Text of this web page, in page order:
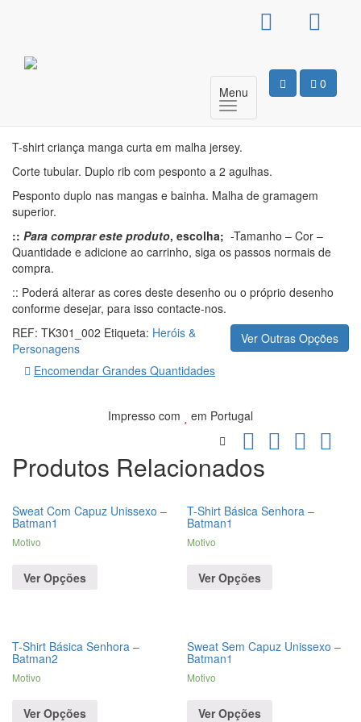
0
Menu
T-Shirt Básica Criança –
T-shirt criança manga curta em malha jersey.
Corte tubular. Duplo rib com pesponto a 2 agulhas.
Pesponto duplo nas mangas e bainha. Malha de gramagem
superior.
:: Para comprar este produto, escolha; -Tamanho – Cor –
Quantidade e adicione ao carrinho, siga os passos normais de
compra.
:: Poderá alterar as cores deste desenho ou o próprio desenho
conforme desejar, para isso contacte-nos.
Ver Outras Opções
REF: TK301_002 Etiqueta: Heróis &
Personagens
Encomendar Grandes Quantidades
Impresso com em Portugal
Produtos Relacionados
Sweat Com Capuz Unissexo –
Batman1
Motivo
Ver Opções
T-Shirt Básica Senhora –
Batman1
Motivo
Ver Opções
T-Shirt Básica Senhora –
Batman2
Motivo
Ver Opções
Sweat Sem Capuz Unissexo –
Batman1
Motivo
Ver Opções